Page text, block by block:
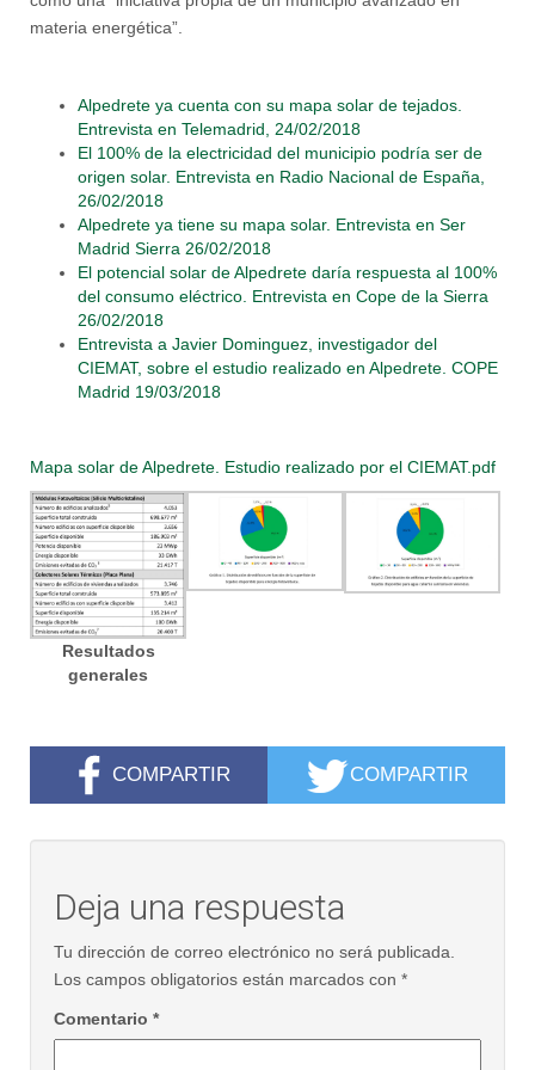
materia energética”.
Alpedrete ya cuenta con su mapa solar de tejados.
Entrevista en Telemadrid, 24/02/2018
El 100% de la electricidad del municipio podría ser de
origen solar. Entrevista en Radio Nacional de España,
26/02/2018
Alpedrete ya tiene su mapa solar. Entrevista en Ser
Madrid Sierra 26/02/2018
El potencial solar de Alpedrete daría respuesta al 100%
del consumo eléctrico. Entrevista en Cope de la Sierra
26/02/2018
Entrevista a Javier Dominguez, investigador del
CIEMAT, sobre el estudio realizado en Alpedrete. COPE
Madrid 19/03/2018
Mapa solar de Alpedrete. Estudio realizado por el CIEMAT.pdf
Resultados
generales
COMPARTIR COMPARTIR
Deja una respuesta
Tu dirección de correo electrónico no será publicada.
Los campos obligatorios están marcados con *
Comentario *